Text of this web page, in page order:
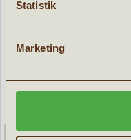
Statistik
Marketing